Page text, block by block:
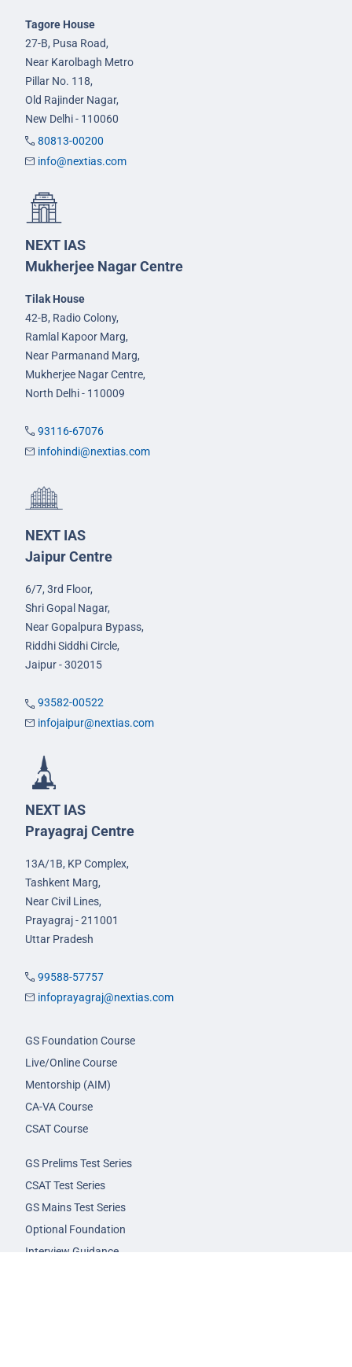
Tagore House
27-B, Pusa Road,
Near Karolbagh Metro
Pillar No. 118,
Old Rajinder Nagar,
New Delhi - 110060
80813-00200
info@nextias.com
NEXT IAS
Mukherjee Nagar Centre
Tilak House
42-B, Radio Colony,
Ramlal Kapoor Marg,
Near Parmanand Marg,
Mukherjee Nagar Centre,
North Delhi - 110009
93116-67076
infohindi@nextias.com
NEXT IAS
Jaipur Centre
6/7, 3rd Floor,
Shri Gopal Nagar,
Near Gopalpura Bypass,
Riddhi Siddhi Circle,
Jaipur - 302015
93582-00522
infojaipur@nextias.com
NEXT IAS
Prayagraj Centre
13A/1B, KP Complex,
Tashkent Marg,
Near Civil Lines,
Prayagraj - 211001
Uttar Pradesh
99588-57757
infoprayagraj@nextias.com
GS Foundation Course
Live/Online Course
Mentorship (AIM)
CA-VA Course
CSAT Course
GS Prelims Test Series
CSAT Test Series
GS Mains Test Series
Optional Foundation
Interview Guidance